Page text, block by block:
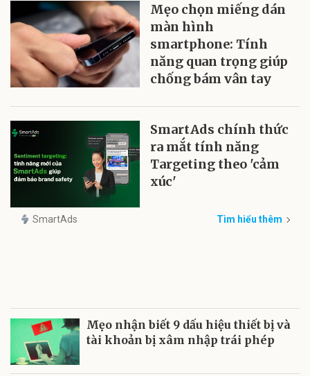
Mẹo chọn miếng dán
màn hình
smartphone: Tính
năng quan trọng giúp
chống bám vân tay
SmartAds chính thức
ra mắt tính năng
Targeting theo 'cảm
xúc'
SmartAds Tìm hiểu thêm
Mẹo nhận biết 9 dấu hiệu thiết bị và
tài khoản bị xâm nhập trái phép